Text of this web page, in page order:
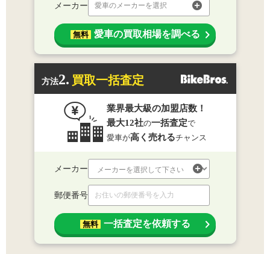
メーカー 愛車のメーカーを選択
無料 愛車の買取相場を調べる
方法2. 買取一括査定
業界最大級の加盟店数！
最大12社の一括査定で
愛車が高く売れるチャンス
メーカー
郵便番号
無料 一括査定を依頼する